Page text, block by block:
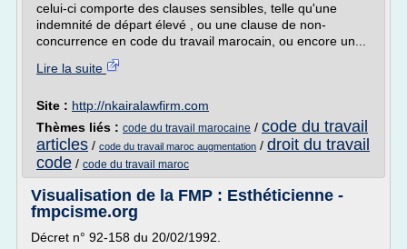
celui-ci comporte des clauses sensibles, telle qu'une
indemnité de départ élevé , ou une clause de non-
concurrence en code du travail marocain, ou encore un...
Lire la suite
Site : http://nkairalawfirm.com
Thèmes liés : code du travail marocaine / code du travail
articles / code du travail maroc augmentation / droit du travail
code / code du travail maroc
Visualisation de la FMP : Esthéticienne -
fmpcisme.org
Décret n° 92-158 du 20/02/1992.